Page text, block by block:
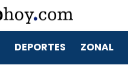
DEPORTES ZONAL